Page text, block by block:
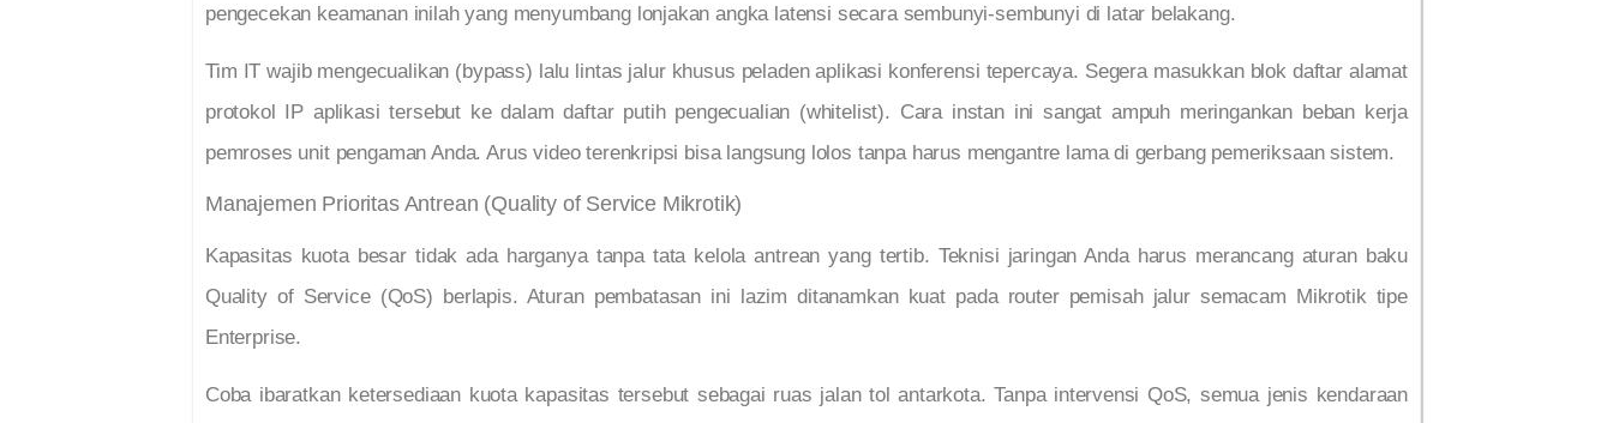
pengecekan keamanan inilah yang menyumbang lonjakan angka latensi secara sembunyi-sembunyi di latar belakang.
Tim IT wajib mengecualikan (bypass) lalu lintas jalur khusus peladen aplikasi konferensi tepercaya. Segera masukkan blok daftar alamat
protokol IP aplikasi tersebut ke dalam daftar putih pengecualian (whitelist). Cara instan ini sangat ampuh meringankan beban kerja
pemroses unit pengaman Anda. Arus video terenkripsi bisa langsung lolos tanpa harus mengantre lama di gerbang pemeriksaan sistem.
Manajemen Prioritas Antrean (Quality of Service Mikrotik)
Kapasitas kuota besar tidak ada harganya tanpa tata kelola antrean yang tertib. Teknisi jaringan Anda harus merancang aturan baku
Quality of Service (QoS) berlapis. Aturan pembatasan ini lazim ditanamkan kuat pada router pemisah jalur semacam Mikrotik tipe
Enterprise.
Coba ibaratkan ketersediaan kuota kapasitas tersebut sebagai ruas jalan tol antarkota. Tanpa intervensi QoS, semua jenis kendaraan